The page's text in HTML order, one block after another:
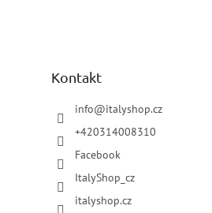
Kontakt
info@italyshop.cz
+420314008310
Facebook
ItalyShop_cz
italyshop.cz